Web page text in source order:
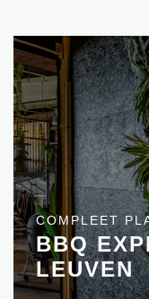
COMPLEET
BBQ
LEUVEN